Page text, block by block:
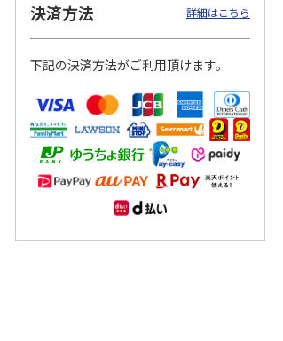
決済方法 詳細はこちら
下記の決済方法がご利用頂けます。